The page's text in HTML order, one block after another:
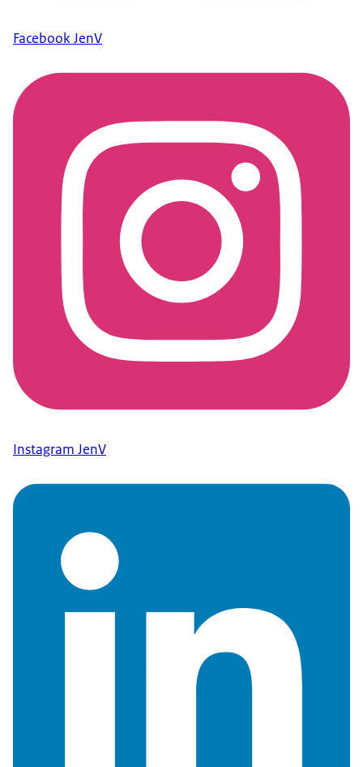
Facebook JenV
Instagram JenV